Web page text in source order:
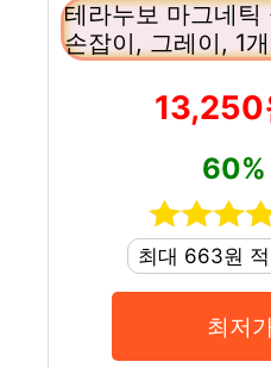
테라누보 마그네
손잡이, 그레이, 1개
13,250
60%
최대 663원
최저